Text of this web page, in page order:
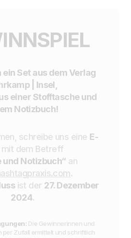
Set aus dem Verlag
| Insel,
einer Stofftasche und
Notizbuch!
schreibe uns eine E-
mit dem Betreff
und Notizbuch“ an
.
ist der 27. Dezember
2024.
Die Gewinnerinnen und
per Zufall ermittelt und schriftlich